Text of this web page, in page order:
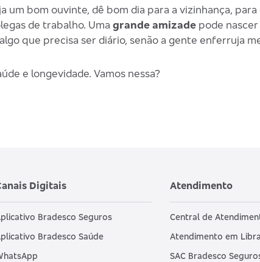
um bom ouvinte, dê bom dia para a vizinhança,
de trabalho. Uma grande amizadepode nascer
que precisa ser diário, senão a gente enferruja
e longevidade. Vamos nessa?
Digitais
Bradesco Seguros
Bradesco Saúde
Atendimento
Central de
Atendimento em
SAC Bradesco